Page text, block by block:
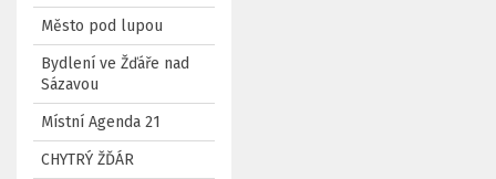
Město pod lupou
Bydlení ve Žďáře nad
Sázavou
Místní Agenda 21
CHYTRÝ ŽĎÁR